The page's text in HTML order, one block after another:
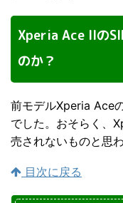
Xperia Ace IIの
のか？
前モデルXperia Ace
でした。おそらく、
売されないものと思わ
目次に戻る